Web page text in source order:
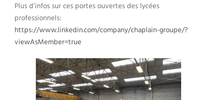
Plus d’infos sur ces portes ouvertes des lycées
professionnels:
https://www.linkedin.com/company/chaplain-groupe/?
viewAsMember=true